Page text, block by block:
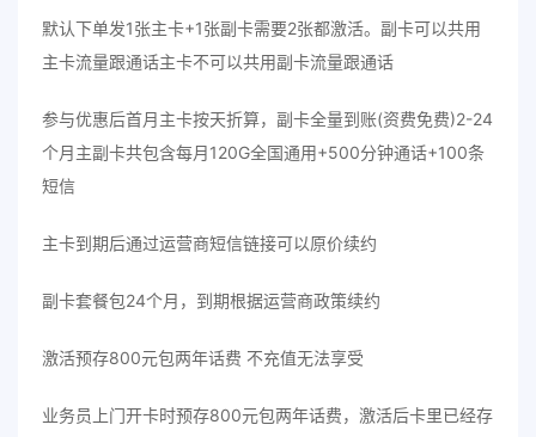
默认下单发1张主卡+1张副卡需要2张都激活。副卡可以共用
主卡流量跟通话主卡不可以共用副卡流量跟通话
参与优惠后首月主卡按天折算，副卡全量到账(资费免费)2-24
个月主副卡共包含每月120G全国通用+500分钟通话+100条
短信
主卡到期后通过运营商短信链接可以原价续约
副卡套餐包24个月，到期根据运营商政策续约
激活预存800元包两年话费 不充值无法享受
业务员上门开卡时预存800元包两年话费，激活后卡里已经存